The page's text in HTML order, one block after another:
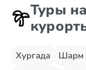
Туры
Хургада Шарм